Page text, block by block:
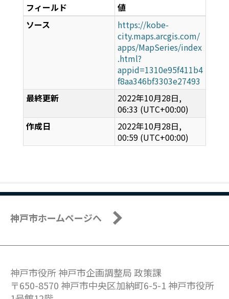
フィールド
値
ソース
https://kobe-
city.maps.arcgis.com/
apps/MapSeries/index
.html?
appid=1310e95f411b4
f8aa346bf3303e27493
最終更新
2022年10月28日,
06:33 (UTC+00:00)
作成日
2022年10月28日,
00:59 (UTC+00:00)
神戸市ホームページへ
神戸市役所 神戸市企画調整局 政策課
〒650-8570 神戸市中央区加納町6-5-1 神戸市役所